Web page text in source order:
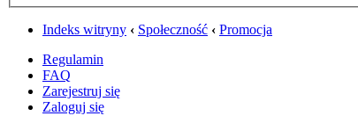
Indeks witryny ‹ Społeczność ‹ Promocja
Regulamin
FAQ
Zarejestruj się
Zaloguj się